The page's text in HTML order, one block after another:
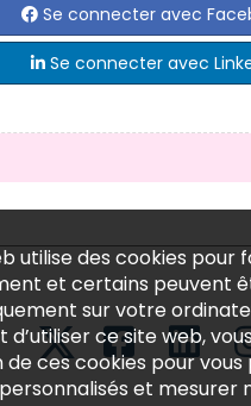
Se connecter avec
Se connecter avec
utilise des cookies pour
et certains peuvent
sur votre
d’utiliser ce site web,
de ces cookies pour
et mesurer